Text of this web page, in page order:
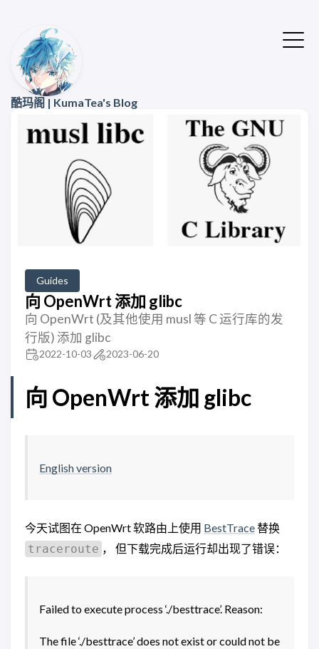
酷玛阁 | KumaTea's Blog
Guides
向 OpenWrt 添加 glibc
向 OpenWrt (及其他使用 musl 等 C 运行库的发
行版) 添加 glibc
2022-10-03 2023-06-20
向 OpenWrt 添加 glibc
English version
今天试图在 OpenWrt 软路由上使用 BestTrace 替换
traceroute ， 但下载完成后运行却出现了错误：
Failed to execute process ‘./besttrace’. Reason:
The file ‘./besttrace’ does not exist or could not be